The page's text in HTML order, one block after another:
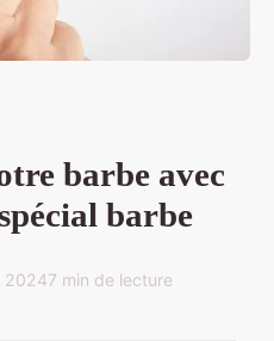
barbe avec
barbe
20247 min de lecture